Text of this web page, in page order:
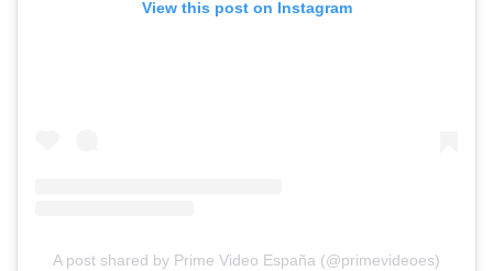
View this post on Instagram
A post shared by Prime Video España (@primevideoes)